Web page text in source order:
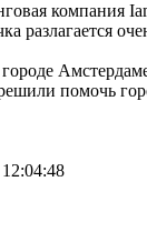
компания
разлагается
помочь